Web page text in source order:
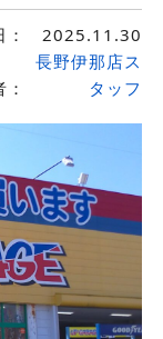
2025.11.30
長野伊那店ス
タッフ